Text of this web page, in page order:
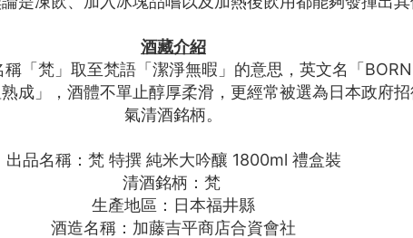
酒藏介紹
「梵」取至梵語「潔淨無暇」的意思，英文名「
成」，酒體不單止醇厚柔滑，更經常被選為日本政府
氣清酒銘柄。
出品名稱：梵 特撰 純米大吟釀 1800ml 禮盒裝
清酒銘柄：梵
生產地區：日本福井縣
酒造名稱：加藤吉平商店合資會社